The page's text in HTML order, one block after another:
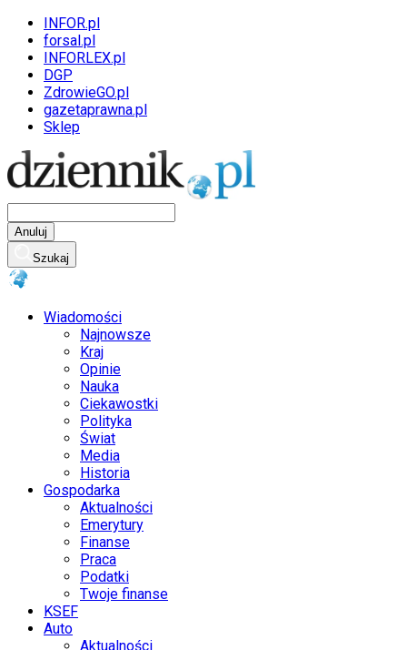
INFOR.pl
forsal.pl
INFORLEX.pl
DGP
ZdrowieGO.pl
gazetaprawna.pl
Sklep
Anuluj
Szukaj
Wiadomości
Najnowsze
Kraj
Opinie
Nauka
Ciekawostki
Polityka
Świat
Media
Historia
Gospodarka
Aktualności
Emerytury
Finanse
Praca
Podatki
Twoje finanse
KSEF
Auto
Aktualności